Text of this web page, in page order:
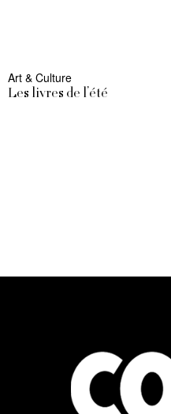
Art & Culture
Les livres de l’été